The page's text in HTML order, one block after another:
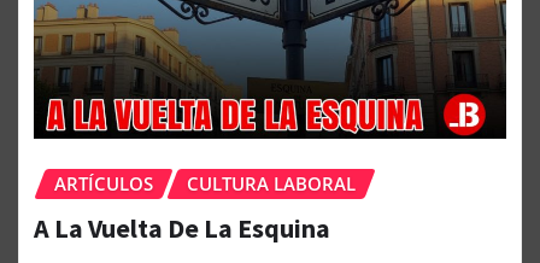
ARTÍCULOS CULTURA LABORAL
A La Vuelta De La Esquina